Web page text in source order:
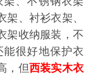
、衬衫衣架、
架收纳服装，不
很好地保护衣
，但西装实木衣